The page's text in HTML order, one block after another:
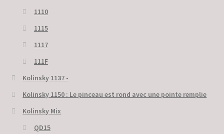
1110
1115
1117
111F
Kolinsky 1137 -
Kolinsky 1150 : Le pinceau est rond avec une pointe remplie
Kolinsky Mix
QD15